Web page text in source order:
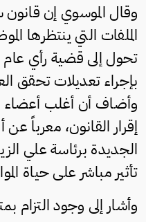
وقال الموسوي إن
الملفات التي ينتظرها
تحول إلى قضية رأي
بإجراء تعديلات تحقق
وأضاف أن أغلب
إقرار القانون، معرباً
الجديدة برئاسة علي
تأثير مباشر على حياة
وأشار إلى وجود التزام